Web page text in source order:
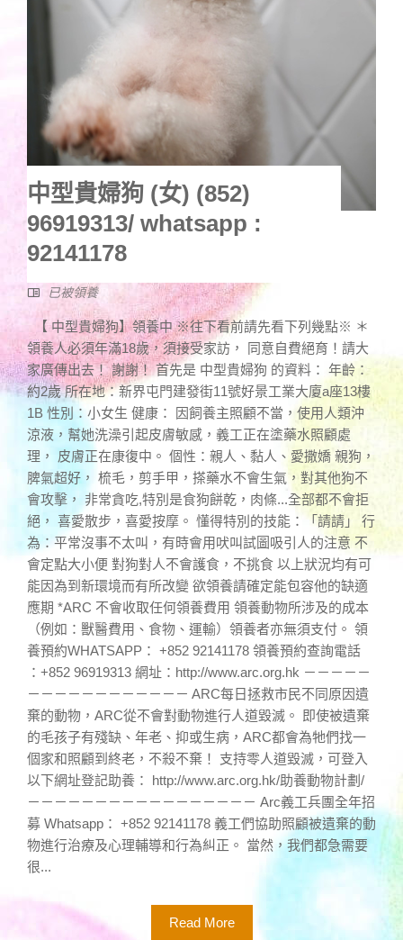
中型貴婦狗 (女) (852)
96919313/ whatsapp :
92141178
已被領養
【 中型貴婦狗】領養中 ※往下看前請先看下列幾點※ ＊
領養人必須年滿18歲，須接受家訪， 同意自費絕育！請大
家廣傳出去！ 謝謝！ 首先是 中型貴婦狗 的資料： 年齡：
約2歲 所在地：新界屯門建發街11號好景工業大廈a座13樓
1B 性別：小女生 健康： 因飼養主照顧不當，使用人類沖
涼液，幫她洗澡引起皮膚敏感，義工正在塗藥水照顧處
理， 皮膚正在康復中。 個性：親人、黏人、愛撒嬌 親狗，
脾氣超好， 梳毛，剪手甲，搽藥水不會生氣，對其他狗不
會攻擊， 非常貪吃,特別是食狗餅乾，肉條...全部都不會拒
絕， 喜愛散步，喜愛按摩。 懂得特別的技能：「請請」 行
為：平常沒事不太叫，有時會用吠叫試圖吸引人的注意 不
會定點大小便 對狗對人不會護食，不挑食 以上狀況均有可
能因為到新環境而有所改變 欲領養請確定能包容他的缺適
應期 *ARC 不會收取任何領養費用 領養動物所涉及的成本
（例如：獸醫費用、食物、運輸）領養者亦無須支付。 領
養預約WHATSAPP： +852 92141178 領養預約查詢電話
：+852 96919313 網址：http://www.arc.org.hk －－－－－
－－－－－－－－－－－－ ARC每日拯救市民不同原因遺
棄的動物，ARC從不會對動物進行人道毀滅。 即使被遺棄
的毛孩子有殘缺、年老、抑或生病，ARC都會為牠們找一
個家和照顧到終老，不殺不棄！ 支持零人道毀滅，可登入
以下網址登記助養： http://www.arc.org.hk/助養動物計劃/
－－－－－－－－－－－－－－－－－ Arc義工兵團全年招
募 Whatsapp： +852 92141178 義工們協助照顧被遺棄的動
物進行治療及心理輔導和行為糾正。 當然，我們都急需要
很...
Read More